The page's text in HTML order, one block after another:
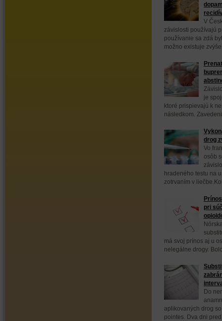
V
závislosti používajú
používanie sa zdá
možno existuje
je
ktoré prispievajú k
následkom.
drog
Vo
osôb
hradeného testu na
zotrvaním v
pri
má svoj prínos aj u
nelegálne drogy.
Do
aplikovaných drog
pointes. Dva dni